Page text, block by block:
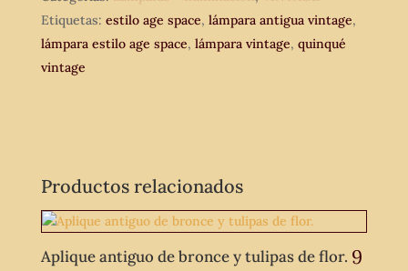
estilo
age
space.
Etiquetas: estilo age space, lámpara antigua vintage,
lámpara estilo age space, lámpara vintage, quinqué
vintage
Productos relacionados
Aplique antiguo de bronce y tulipas de flor. 9